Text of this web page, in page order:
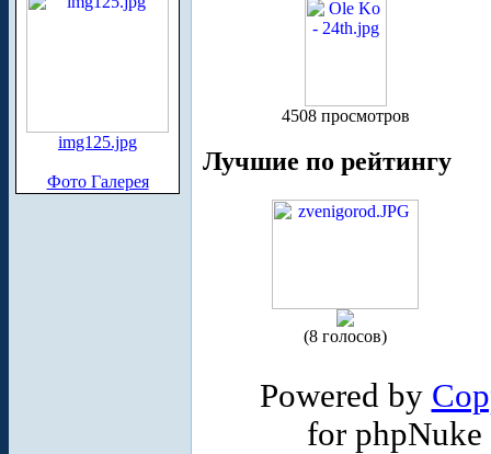
img125.jpg
Фото Галерея
4508 просмотров
Лучшие по рейтингу
(8 голосов)
Powered by
for